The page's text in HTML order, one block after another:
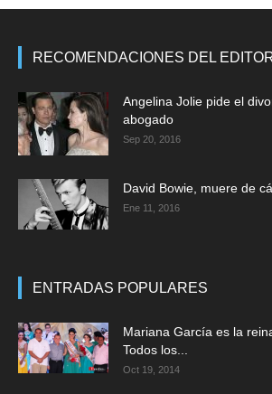
RECOMENDACIONES DEL
Angelina Jolie pide el
abogado
Sep 20, 2016
David Bowie, muere de
Ene 11, 2016
ENTRADAS POPULARES
Mariana García es la
Todos los...
Oct 19, 2014